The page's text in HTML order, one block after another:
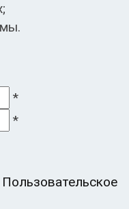
*
*
Пользовательское